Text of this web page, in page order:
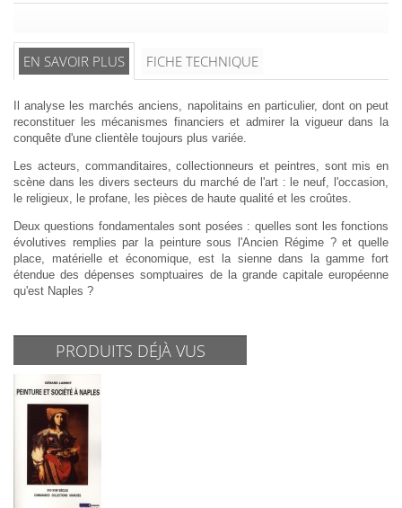
EN SAVOIR PLUS FICHE TECHNIQUE
Il analyse les marchés anciens, napolitains en particulier, dont on peut
reconstituer les mécanismes financiers et admirer la vigueur dans la
conquête d'une clientèle toujours plus variée.
Les acteurs, commanditaires, collectionneurs et peintres, sont mis en
scène dans les divers secteurs du marché de l'art : le neuf, l'occasion,
le religieux, le profane, les pièces de haute qualité et les croûtes.
Deux questions fondamentales sont posées : quelles sont les fonctions
évolutives remplies par la peinture sous l'Ancien Régime ? et quelle
place, matérielle et économique, est la sienne dans la gamme fort
étendue des dépenses somptuaires de la grande capitale européenne
qu'est Naples ?
PRODUITS DÉJÀ VUS